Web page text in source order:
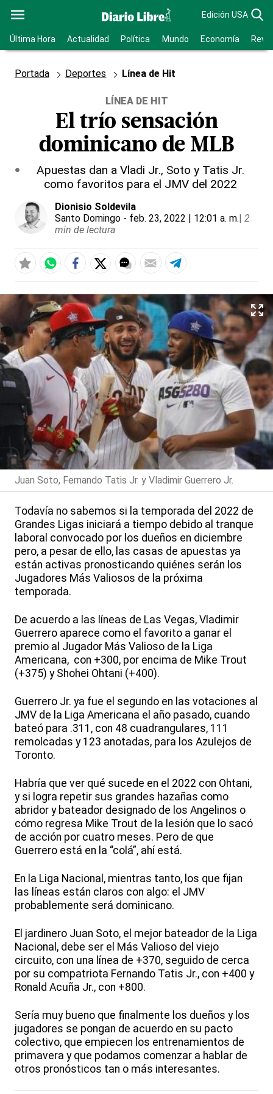
Edición USA
Última Hora Actualidad Política Mundo Economía
Portada Deportes Línea de Hit
LÍNEA DE HIT
El trío sensación
dominicano de MLB
Apuestas dan a Vladi Jr., Soto y Tatis Jr.
como favoritos para el JMV del 2022
Dionisio Soldevila
Santo Domingo - feb. 23, 2022 | 12:01 a. m.| 2
min de lectura
Juan Soto, Fernando Tatis Jr. y Vladimir Guerrero Jr.
Todavía no sabemos si la temporada del 2022 de
Grandes Ligas iniciará a tiempo debido al tranque
laboral convocado por los dueños en diciembre
pero, a pesar de ello, las casas de apuestas ya
están activas pronosticando quiénes serán los
Jugadores Más Valiosos de la próxima
temporada.
De acuerdo a las líneas de Las Vegas, Vladimir
Guerrero aparece como el favorito a ganar el
premio al Jugador Más Valioso de la Liga
Americana, con +300, por encima de Mike Trout
(+375) y Shohei Ohtani (+400).
Guerrero Jr. ya fue el segundo en las votaciones al
JMV de la Liga Americana el año pasado, cuando
bateó para .311, con 48 cuadrangulares, 111
remolcadas y 123 anotadas, para los Azulejos de
Toronto.
Habría que ver qué sucede en el 2022 con Ohtani,
y si logra repetir sus grandes hazañas como
abridor y bateador designado de los Angelinos o
cómo regresa Mike Trout de la lesión que lo sacó
de acción por cuatro meses. Pero de que
Guerrero está en la “colá”, ahí está.
En la Liga Nacional, mientras tanto, los que fijan
las líneas están claros con algo: el JMV
probablemente será dominicano.
El jardinero Juan Soto, el mejor bateador de la Liga
Nacional, debe ser el Más Valioso del viejo
circuito, con una línea de +370, seguido de cerca
por su compatriota Fernando Tatis Jr., con +400 y
Ronald Acuña Jr., con +800.
Sería muy bueno que finalmente los dueños y los
jugadores se pongan de acuerdo en su pacto
colectivo, que empiecen los entrenamientos de
primavera y que podamos comenzar a hablar de
otros pronósticos tan o más interesantes.